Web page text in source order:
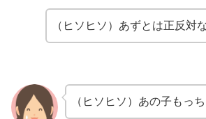
（ヒソヒソ）あずとは正反対
（ヒソヒソ）あの子もっ